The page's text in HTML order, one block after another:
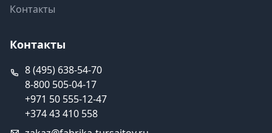
Контакты
Контакты
8 (495) 638-54-70
8-800 505-04-17
+971 50 555-12-47
+374 43 410 558